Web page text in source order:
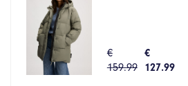
€
159.99
€
127.99